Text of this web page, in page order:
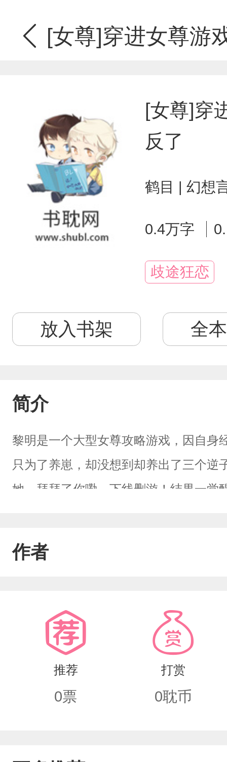
[女尊]穿进女尊游
[女尊]穿
反了
鹤目 | 幻想
0.4万字
歧途狂恋
放入书架 全
简介
黎明是一个大型女尊攻略游戏，因自身
只为了养崽，却没想到却养出了三个逆
她。拜拜了你嘞。下线删游！结果一觉
发现未婚夫竟是自己尚未集齐的崽崽
光，之前的三个打上门来。各个求她
们带坏自己的崽崽。男主视角：身为
通人，结婚也无所谓。可是突然间，
巧可爱的崽崽如何让厌恶爱情的饲主动
作者
推荐
0票
打赏
0耽币